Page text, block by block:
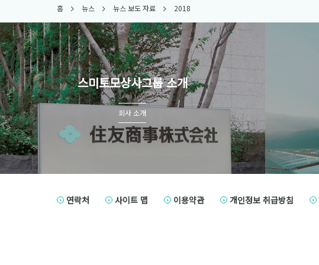
홈 뉴스 뉴스 보도 자료 2018
스미토모상사그룹 소개
회사 소개
연락처 사이트 맵 이용약관 개인정보 취급방침